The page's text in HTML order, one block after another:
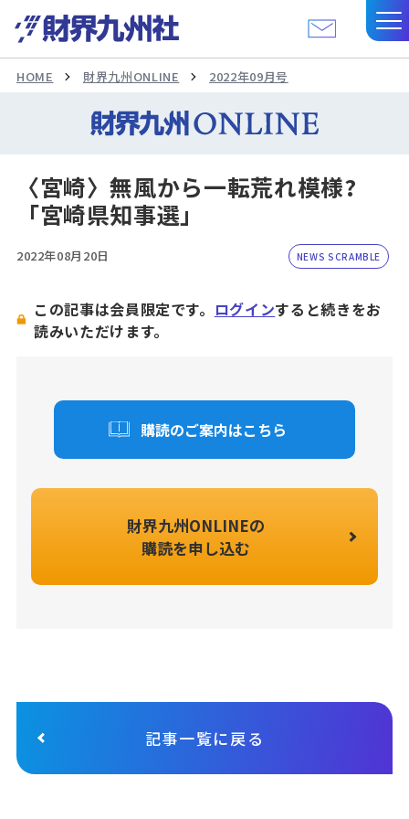
HOME 財界九州ONLINE 2022年09月号
〈宮崎〉無風から一転荒れ模様?
「宮崎県知事選」
2022年08月20日 NEWS SCRAMBLE
この記事は会員限定です。 ログインすると続きをお
読みいただけます。
購読のご案内はこちら
財界九州ONLINEの
購読を申し込む
記事一覧に戻る